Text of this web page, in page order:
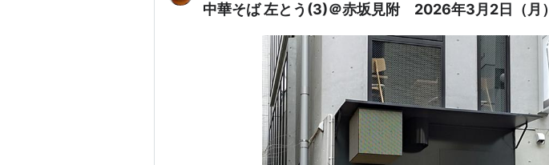
中華そば 左とう(3)＠赤坂見附 2026年3月2日（月）